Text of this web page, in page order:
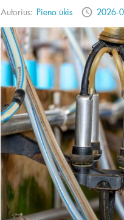
Autorius: Pieno ūkis 2026-